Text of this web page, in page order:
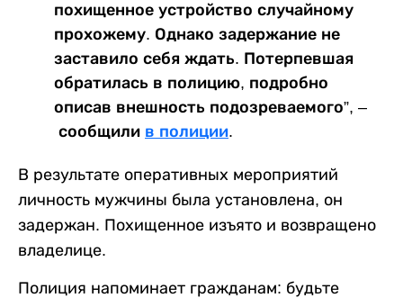
похищенное устройство случайному
прохожему. Однако задержание не
заставило себя ждать. Потерпевшая
обратилась в полицию, подробно
описав внешность подозреваемого”, –
сообщили в полиции.
В результате оперативных мероприятий
личность мужчины была установлена, он
задержан. Похищенное изъято и возвращено
владелице.
Полиция напоминает гражданам: будьте